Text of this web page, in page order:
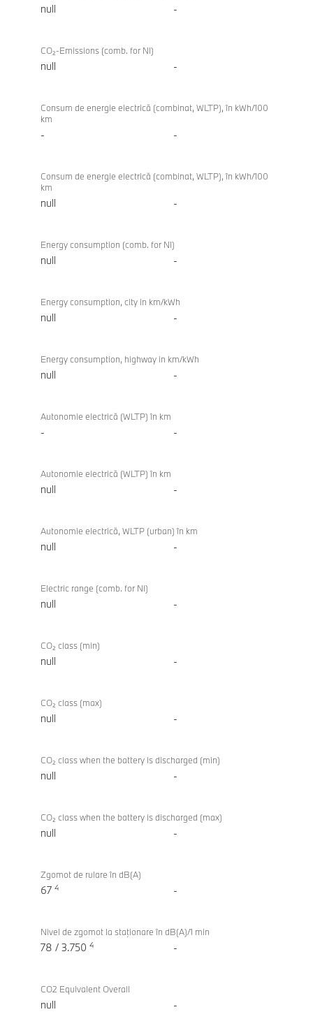
null -
CO₂-Emissions (comb. for NI)
null -
Consum de energie electrică (combinat, WLTP), în kWh/100
km
- -
Consum de energie electrică (combinat, WLTP), în kWh/100
km
null -
Energy consumption (comb. for NI)
null -
Energy consumption, city in km/kWh
null -
Energy consumption, highway in km/kWh
null -
Autonomie electrică (WLTP) în km
- -
Autonomie electrică (WLTP) în km
null -
Autonomie electrică, WLTP (urban) în km
null -
Electric range (comb. for NI)
null -
CO₂ class (min)
null -
CO₂ class (max)
null -
CO₂ class when the battery is discharged (min)
null -
CO₂ class when the battery is discharged (max)
null -
Zgomot de rulare în dB(A)
67 4 -
Nivel de zgomot la staţionare în dB(A)/1 min
78 / 3.750 4 -
CO2 Equivalent Overall
null -